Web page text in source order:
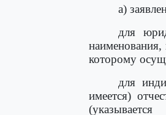
а)
для
которому
для
имеется)